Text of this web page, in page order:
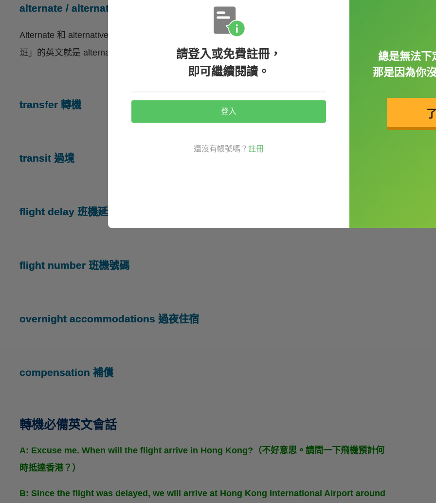
alternate / alternative flight 替代航班
Alternate 和 alternative 當形容詞時具有「替代的」意思，所以航空公司為旅客安排的「替代航
班」的英文就是 alternate / alternative flight。
transfer 轉機
transit 過境
flight delay 班機延誤
flight number 班機號碼
overnight accommodations 過夜住宿
compensation 補償
轉機必備英文會話
A: Excuse me. When will the flight arrive in Hong Kong?（不好意思。請問一下飛機預計何
時抵達香港？）
B: Since the flight was delayed, we will arrive at Hong Kong International Airport around
請登入或免費註冊，
即可繼續閱讀。
登入
還沒有帳號嗎？ 註冊
總是無法下
那是因為你